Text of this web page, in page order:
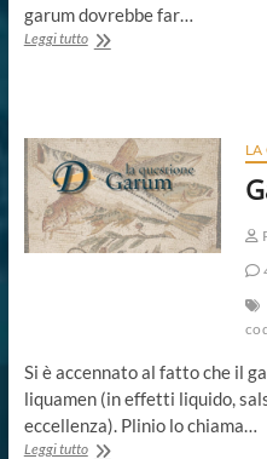
garum dovrebbe far…
Leggi tuttoUsi
LA
Si è accennato al fatto che il
liquamen (in effetti liquido,
eccellenza). Plinio lo chiama…
Leggi tuttoGarum